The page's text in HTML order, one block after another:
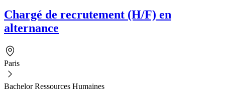
Chargé de recrutement (H/F) en
alternance
Paris
Bachelor Ressources Humaines